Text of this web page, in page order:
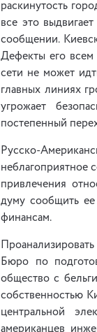
раскинутость
все это
сообщении.
Дефекты его всем
сети не может
главных линиях
угрожает
постепенный
Русско-
неблагоприятное
привлечения
думу сообщить
финансам.
Бюро по
общество с
собственностью
центральной
американцев